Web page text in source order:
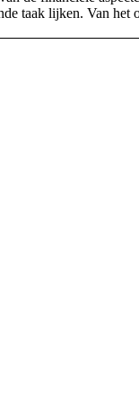
taak lijken. Van het
voldoen aan wettelijke
gezondheid van je
voorschriften. Bij